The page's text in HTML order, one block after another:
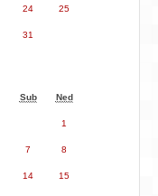
24 25
31
Sub Ned
1
7 8
14 15